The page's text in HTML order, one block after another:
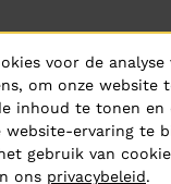
voor de analyse
om onze website
inhoud te tonen en
website-ervaring te
gebruik van
ons privacybeleid.